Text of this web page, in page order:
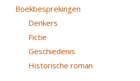
Boekbesprekingen
Denkers
Fictie
Geschiedenis
Historische roman